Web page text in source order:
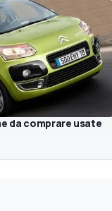
da comprare usate